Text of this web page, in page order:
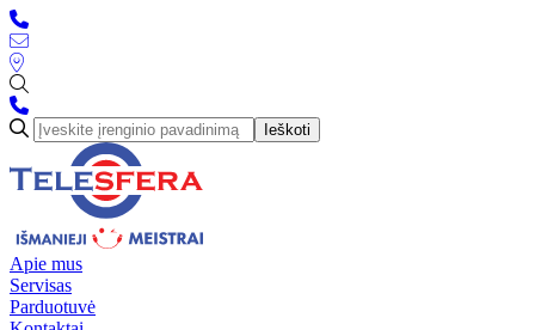
Ieškoti
Apie mus
Servisas
Parduotuvė